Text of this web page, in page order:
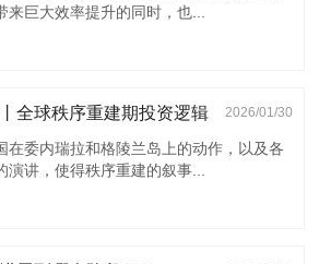
巨大效率提升的同时，也...
全球秩序重建期投资逻辑
2026/01/30
在委内瑞拉和格陵兰岛上的动作，以及各
演讲，使得秩序重建的叙事...